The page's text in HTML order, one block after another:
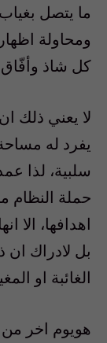
ما يتصل
ومحاولة
كل شاذ
لا يعني ذلك
يفرد له
سلبية، لذا
حملة
اهدافها، الا
بل لادراك
الغائبة او
هويوم اخر من